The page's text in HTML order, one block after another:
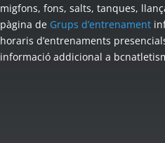
migfons, fons, salts, tanques,
pàgina de Grups d’entrenament
horaris d’entrenaments
informació addicional a